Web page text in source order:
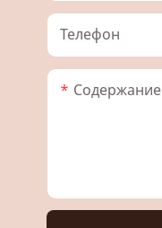
Телефон
Содержание